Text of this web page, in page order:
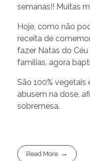
semanas!! Muitas
Hoje, como não
receita de
fazer Natas do
famílias, agora
São 100% vegetais
abusem na dose,
sobremesa.
Read More